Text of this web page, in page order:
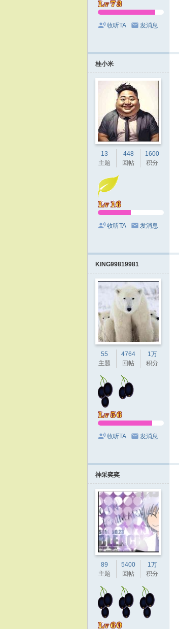
收听TA 发消息
桂小米
13
主题
448
回帖
1600
积分
收听TA 发消息
KING99819981
55
主题
4764
回帖
1万
积分
收听TA 发消息
神采奕奕
89
主题
5400
回帖
1万
积分